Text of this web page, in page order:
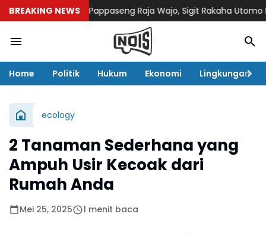
BREAKING NEWS
Bugis dan Pappaseng Raja Wajo, Sigit Rakaha Utomo
Home Politik Hukum Ekonomi Lingkungan
ecology
2 Tanaman Sederhana yang
Ampuh Usir Kecoak dari
Rumah Anda
Mei 25, 2025 1 menit baca